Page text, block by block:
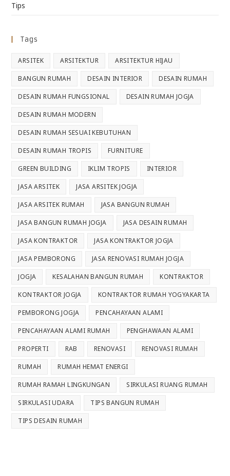
Tips
Tags
ARSITEK ARSITEKTUR ARSITEKTUR HIJAU
BANGUN RUMAH DESAIN INTERIOR DESAIN RUMAH
DESAIN RUMAH FUNGSIONAL DESAIN RUMAH JOGJA
DESAIN RUMAH MODERN
DESAIN RUMAH SESUAI KEBUTUHAN
DESAIN RUMAH TROPIS FURNITURE
GREEN BUILDING IKLIM TROPIS INTERIOR
JASA ARSITEK JASA ARSITEK JOGJA
JASA ARSITEK RUMAH JASA BANGUN RUMAH
JASA BANGUN RUMAH JOGJA JASA DESAIN RUMAH
JASA KONTRAKTOR JASA KONTRAKTOR JOGJA
JASA PEMBORONG JASA RENOVASI RUMAH JOGJA
JOGJA KESALAHAN BANGUN RUMAH KONTRAKTOR
KONTRAKTOR JOGJA KONTRAKTOR RUMAH YOGYAKARTA
PEMBORONG JOGJA PENCAHAYAAN ALAMI
PENCAHAYAAN ALAMI RUMAH PENGHAWAAN ALAMI
PROPERTI RAB RENOVASI RENOVASI RUMAH
RUMAH RUMAH HEMAT ENERGI
RUMAH RAMAH LINGKUNGAN SIRKULASI RUANG RUMAH
SIRKULASI UDARA TIPS BANGUN RUMAH
TIPS DESAIN RUMAH